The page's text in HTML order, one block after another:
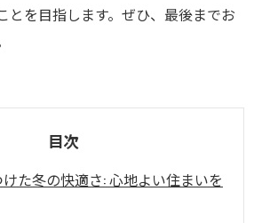
とを目指します。ぜひ、最後までお
目次
た冬の快適さ: 心地よい住まいを